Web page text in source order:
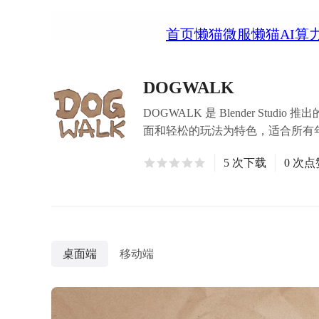
首页懒猫微服懒猫AI算
DOGWALK
DOGWALK 是 Blender Studio 推
面和轻松的玩法为特色，适合所有
5 次下载 0 次点
桌面端 移动端